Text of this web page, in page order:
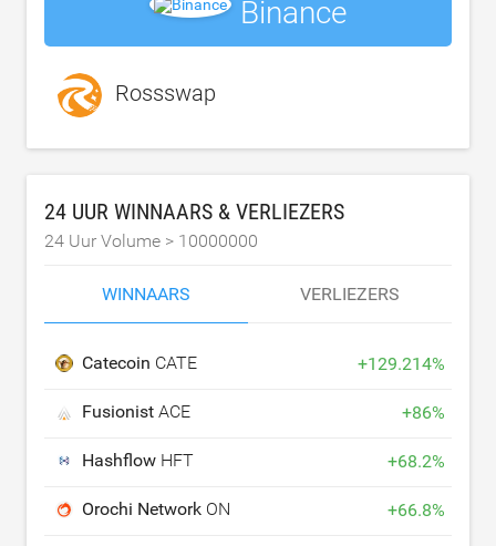
Binance
Rossswap
24 UUR WINNAARS & VERLIEZERS
24 Uur Volume > 10000000
WINNAARS VERLIEZERS
Catecoin CATE +129.214%
Fusionist ACE +86%
Hashflow HFT +68.2%
Orochi Network ON +66.8%